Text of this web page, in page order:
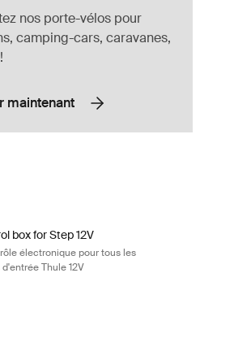
nos porte-vélos pour
camping-cars, caravanes,
maintenant
Box for Step 12V Aluminium (selected)
box for Step 12V
électronique pour tous les
Thule 12V